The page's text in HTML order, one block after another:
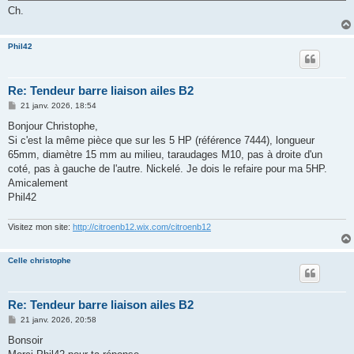
Ch.
Phil42
Re: Tendeur barre liaison ailes B2
M
s
a
g
21 janv. 2026, 18:54
Bonjour Christophe,
Si c'est la même pièce que sur les 5 HP (référence 7444), longueur
65mm, diamètre 15 mm au milieu, taraudages M10, pas à droite d'un
coté, pas à gauche de l'autre. Nickelé. Je dois le refaire pour ma 5HP.
Amicalement
Phil42
Visitez mon site: http://citroenb12.wix.com/citroenb12
Celle christophe
Re: Tendeur barre liaison ailes B2
M
s
21 janv. 2026, 20:58
Bonsoir